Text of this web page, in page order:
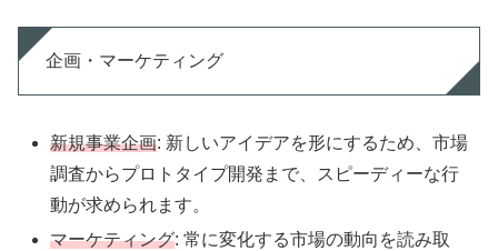
企画・マーケティング
新規事業企画: 新しいアイデアを形にするため、市場
調査からプロトタイプ開発まで、スピーディーな行
動が求められます。
マーケティング: 常に変化する市場の動向を読み取